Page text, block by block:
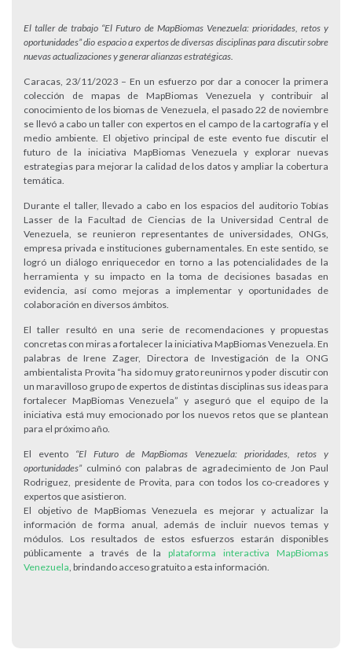
El taller de trabajo “El Futuro de MapBiomas Venezuela: prioridades, retos y
oportunidades” dio espacio a expertos de diversas disciplinas para discutir sobre
nuevas actualizaciones y generar alianzas estratégicas.
Caracas, 23/11/2023 – En un esfuerzo por dar a conocer la primera
colección de mapas de MapBiomas Venezuela y contribuir al
conocimiento de los biomas de Venezuela, el pasado 22 de noviembre
se llevó a cabo un taller con expertos en el campo de la cartografía y el
medio ambiente. El objetivo principal de este evento fue discutir el
futuro de la iniciativa MapBiomas Venezuela y explorar nuevas
estrategias para mejorar la calidad de los datos y ampliar la cobertura
temática.
Durante el taller, llevado a cabo en los espacios del auditorio Tobías
Lasser de la Facultad de Ciencias de la Universidad Central de
Venezuela, se reunieron representantes de universidades, ONGs,
empresa privada e instituciones gubernamentales. En este sentido, se
logró un diálogo enriquecedor en torno a las potencialidades de la
herramienta y su impacto en la toma de decisiones basadas en
evidencia, así como mejoras a implementar y oportunidades de
colaboración en diversos ámbitos.
El taller resultó en una serie de recomendaciones y propuestas
concretas con miras a fortalecer la iniciativa MapBiomas Venezuela. En
palabras de Irene Zager, Directora de Investigación de la ONG
ambientalista Provita “ha sido muy grato reunirnos y poder discutir con
un maravilloso grupo de expertos de distintas disciplinas sus ideas para
fortalecer MapBiomas Venezuela” y aseguró que el equipo de la
iniciativa está muy emocionado por los nuevos retos que se plantean
para el próximo año.
El evento“El Futuro de MapBiomas Venezuela: prioridades, retos y
oportunidades” culminó con palabras de agradecimiento de Jon Paul
Rodriguez, presidente de Provita, para con todos los co-creadores y
expertos que asistieron.
El objetivo de MapBiomas Venezuela es mejorar y actualizar la
información de forma anual, además de incluir nuevos temas y
módulos. Los resultados de estos esfuerzos estarán disponibles
públicamente a través de laplataforma interactiva MapBiomas
Venezuela, brindando acceso gratuito a esta información.